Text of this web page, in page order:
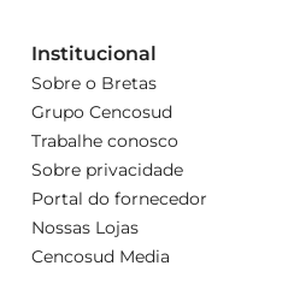
Institucional
Sobre o Bretas
Grupo Cencosud
Trabalhe conosco
Sobre privacidade
Portal do fornecedor
Nossas Lojas
Cencosud Media